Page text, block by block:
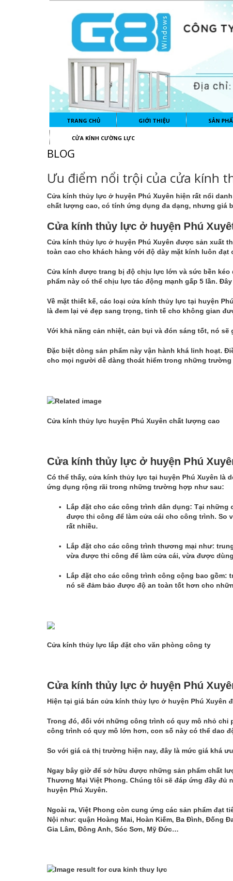
TRANG CHỦ GIỚI THIỆU SẢN
CỬA KÍNH CƯỜNG LỰC
BLOG
Ưu điểm nổi trội của cửa kính
Cửa kính thủy lực ở huyện Phú Xuyên hiện rất nổi
chất lượng cao, có tính ứng dụng đa dạng, nhưng giá
Cửa kính thủy lực ở huyện Phú
Cửa kính thủy lực ở huyện Phú Xuyên được sản xuất
toàn cao cho khách hàng với độ dày mặt kính luôn đạt
Cửa kính được trang bị độ chịu lực lớn và sức bền
phẩm này có thể chịu lực tác động mạnh gấp 5 lần.
Về mặt thiết kế, các loại cửa kính thủy lực tại huyện
là đem lại vẻ đẹp sang trọng, tinh tế cho không gian
Với khả năng cản nhiệt, cản bụi và đón sáng tốt, nó
Đặc biệt dòng sản phẩm này vận hành khá linh hoạt.
cho mọi người dễ dàng thoát hiểm trong những trường
Cửa kính thủy lực huyện Phú Xuyên chất lượng cao
Cửa kính thủy lực ở huyện Phú
Có thể thấy, cửa kính thủy lực tại huyện Phú Xuyên là
ứng dụng rộng rãi trong những trường hợp như sau:
Lắp đặt cho các công trình dân dụng: Tại
được thi công để làm cửa cái cho công trình.
rất nhiều.
Lắp đặt cho các công trình thương mại như:
vừa được thi công để làm cửa cái, vừa được
Lắp đặt cho các công trình công cộng bao
nó sẽ đảm bảo được độ an toàn tốt hơn cho
Cửa kính thủy lực lắp đặt cho văn phòng công ty
Cửa kính thủy lực ở huyện Phú
Hiện tại giá bán cửa kính thủy lực ở huyện Phú Xuyên
Trong đó, đối với những công trình có quy mô nhỏ chi
công trình có quy mô lớn hơn, con số này có thể dao
So với giá cả thị trường hiện nay, đây là mức giá khá
Ngay bây giờ để sở hữu được những sản phẩm chất
Thương Mại Việt Phong. Chúng tôi sẽ đáp ứng đầy
huyện Phú Xuyên.
Ngoài ra, Việt Phong còn cung ứng các sản phẩm đạt
Nội như: quận Hoàng Mai, Hoàn Kiếm, Ba Đình, Đống
Gia Lâm, Đông Anh, Sóc Sơn, Mỹ Đức…